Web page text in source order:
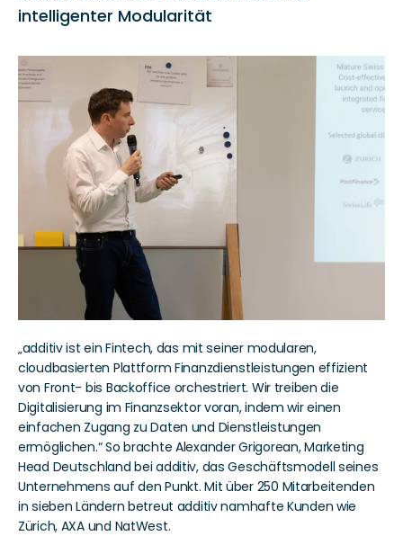
intelligenter Modularität
„additiv ist ein Fintech, das mit seiner modularen,
cloudbasierten Plattform Finanzdienstleistungen effizient
von Front- bis Backoffice orchestriert. Wir treiben die
Digitalisierung im Finanzsektor voran, indem wir einen
einfachen Zugang zu Daten und Dienstleistungen
ermöglichen.“ So brachte Alexander Grigorean, Marketing
Head Deutschland bei additiv, das Geschäftsmodell seines
Unternehmens auf den Punkt. Mit über 250 Mitarbeitenden
in sieben Ländern betreut additiv namhafte Kunden wie
Zürich, AXA und NatWest.